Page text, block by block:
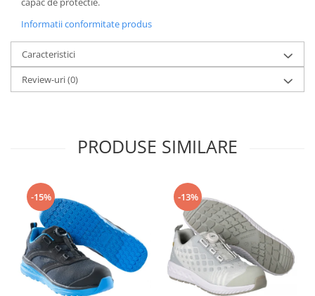
Informatii conformitate produs
Caracteristici
Review-uri(0)
PRODUSE SIMILARE
-15% -13%